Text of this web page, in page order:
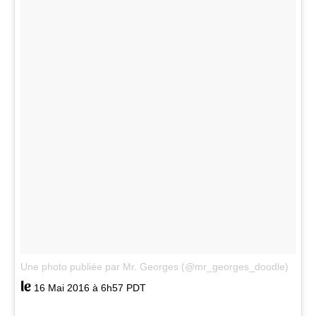
Une photo publiée par Mr. Georges (@mr_georges_doodle)
le 16 Mai 2016 à 6h57 PDT